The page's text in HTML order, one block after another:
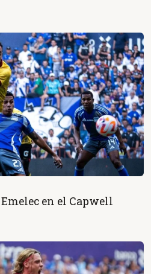
en el Capwell